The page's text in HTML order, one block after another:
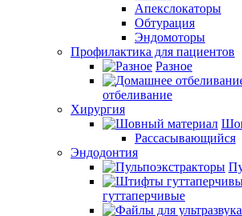
Апекслокаторы
Обтурация
Эндомоторы
Профилактика для пациентов
Разное
отбеливание
Хирургия
Рассасывающийся
Эндодонтия
гуттаперчивые